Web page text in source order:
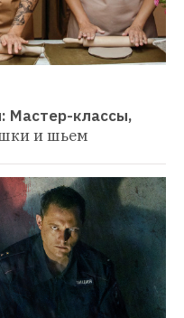
Мастер-классы,
и шьем